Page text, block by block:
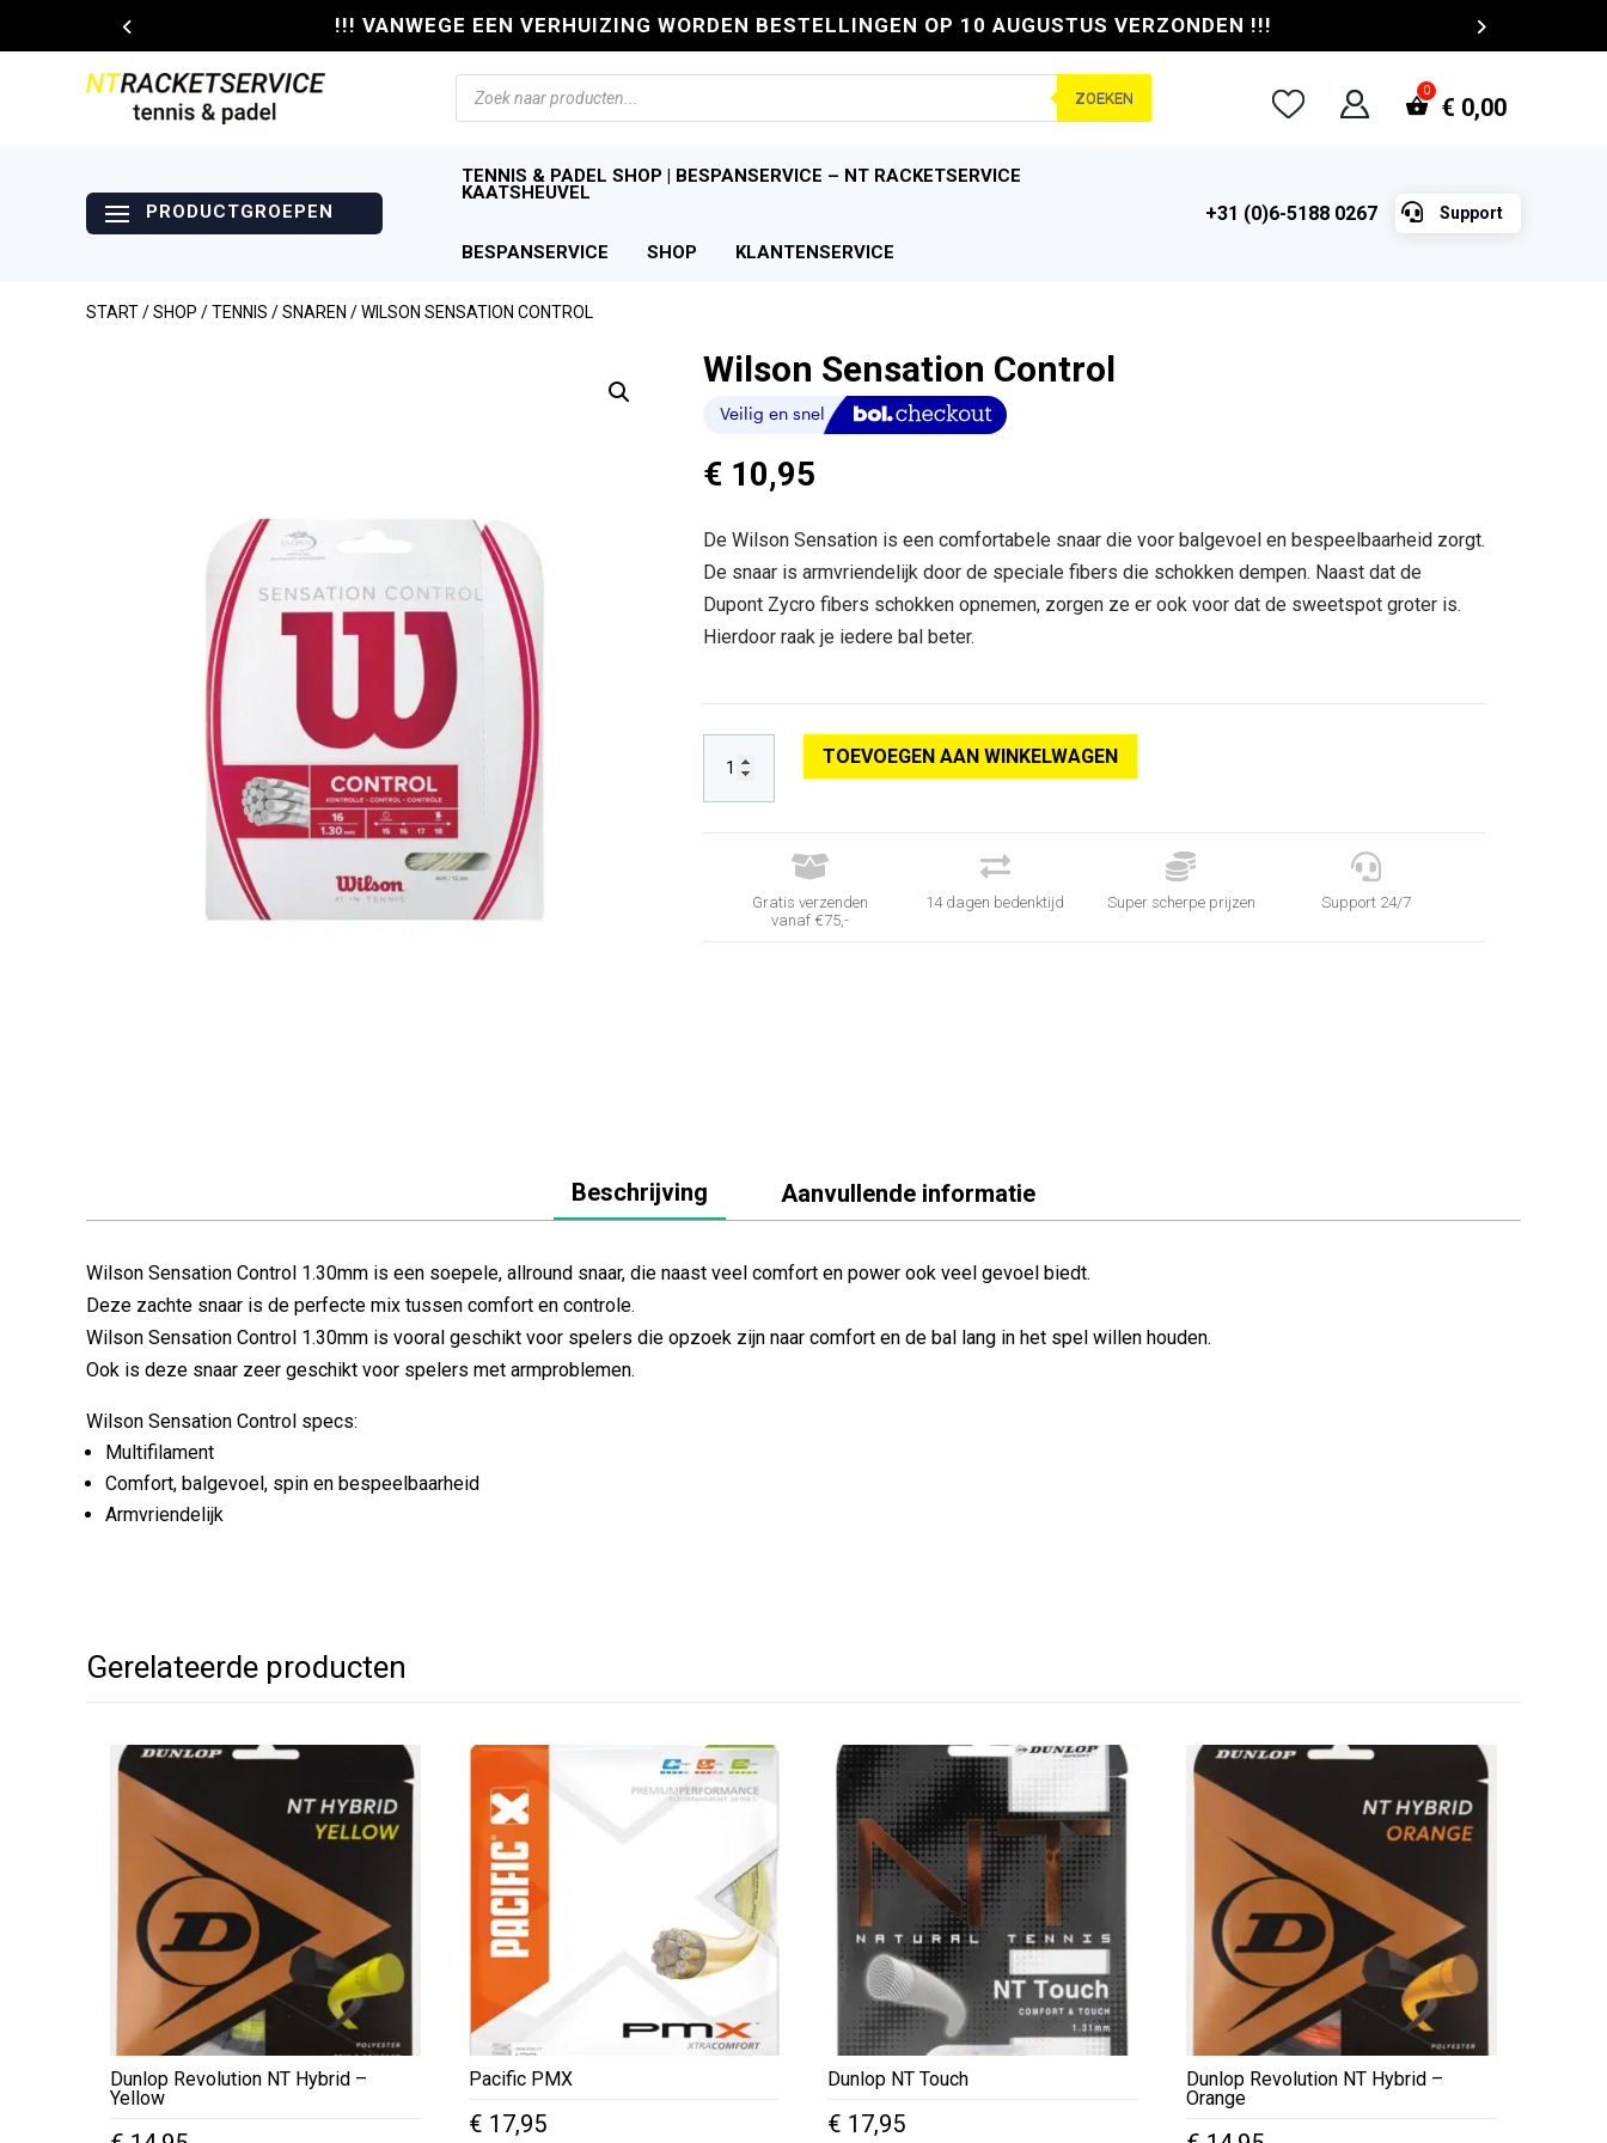
!!! VANWEGE EEN VERHUIZING WORDEN BESTELLINGEN OP 10 AUGUSTUS VERZONDEN !!!
Producten
zoeken
ZOEKEN € 0,00
TENNIS & PADEL SHOP | BESPANSERVICE – NT RACKETSERVICE
KAATSHEUVEL
BESPANSERVICE SHOP KLANTENSERVICE
+31 (0)6-5188 0267  Support
START/SHOP /TENNIS /SNAREN / WILSON SENSATION CONTROL
Wilson Sensation Control
€ 10,95
De Wilson Sensation is een comfortabele snaar die voor balgevoel en bespeelbaarheid zorgt.
De snaar is armvriendelijk door de speciale fibers die schokken dempen. Naast dat de
Dupont Zycro fibers schokken opnemen, zorgen ze er ook voor dat de sweetspot groter is.
Hierdoor raak je iedere bal beter.
TOEVOEGEN AAN WINKELWAGEN

Gratis verzenden
vanaf €75,-

14 dagen bedenktijd

Super scherpe prijzen

Support 24/7
Beschrijving Aanvullende informatie
Wilson Sensation Control 1.30mm is een soepele, allround snaar, die naast veel comfort en power ook veel gevoel biedt.
Deze zachte snaar is de perfecte mix tussen comfort en controle.
Wilson Sensation Control 1.30mm is vooral geschikt voor spelers die opzoek zijn naar comfort en de bal lang in het spel willen houden.
Ook is deze snaar zeer geschikt voor spelers met armproblemen.
Wilson Sensation Control specs:
Multifilament
Comfort, balgevoel, spin en bespeelbaarheid
Armvriendelijk
Gerelateerde producten
Dunlop Revolution NT Hybrid –
Yellow
Pacific PMX
€ 17,95
Dunlop NT Touch
€ 17,95
Dunlop Revolution NT Hybrid –
Orange